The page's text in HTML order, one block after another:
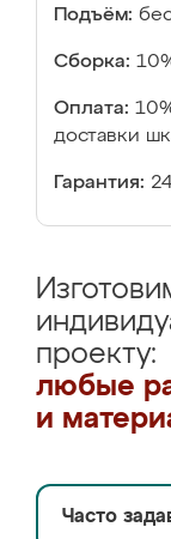
Подъём:
Сборка:
Оплата:
доставки
Гарантия:
проекту:
любые
и
Часто